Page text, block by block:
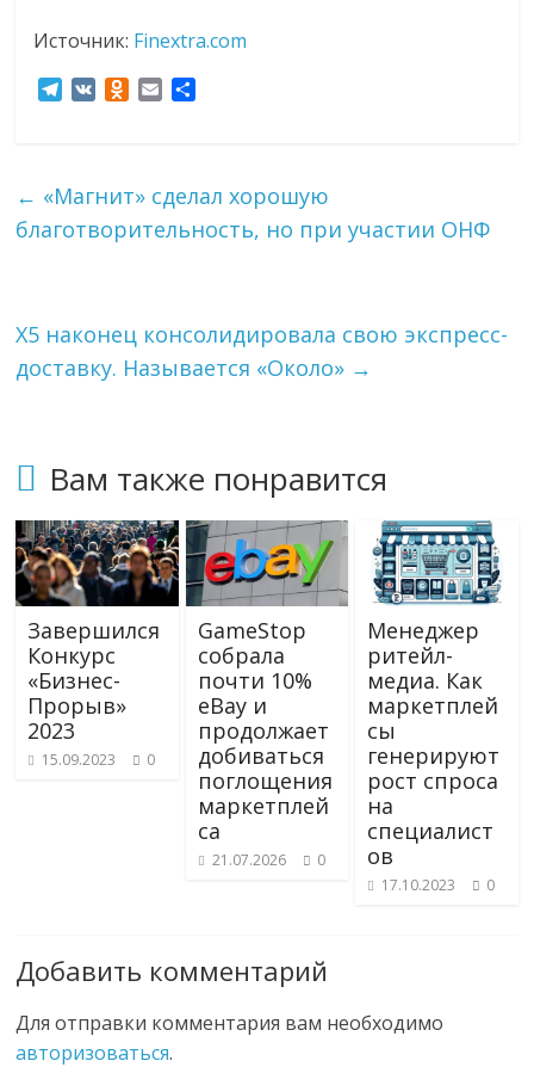
читателем.
Источник: Finextra.com
T
g
r
a
O
l
a
i
k
i
в
и
← «Магнит» сделал хорошую
благотворительность, но при участии ОНФ
X5 наконец консолидировала свою экспресс-
доставку. Называется «Около» →
Вам также понравится
Завершился
Конкурс
«Бизнес-
Прорыв»
2023
15.09.2023 0
GameStop
собрала
почти 10%
eBay и
продолжает
добиваться
поглощения
маркетплей
са
21.07.2026 0
Менеджер
ритейл-
медиа. Как
маркетплей
сы
генерируют
рост спроса
на
специалист
ов
17.10.2023 0
Добавить комментарий
Для отправки комментария вам необходимо
авторизоваться.